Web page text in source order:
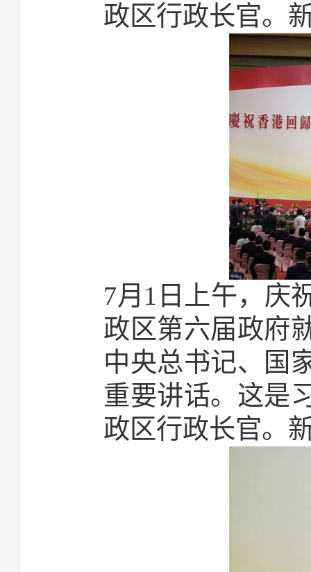
政区行政长官。
7月1日上午，庆
政区第六届政府
中央总书记、国
重要讲话。这是
政区行政长官。